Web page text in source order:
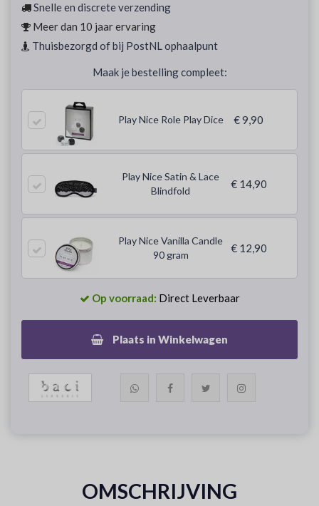
Snelle en discrete verzending
Meer dan 10 jaar ervaring
Thuisbezorgd of bij PostNL ophaalpunt
Maak je bestelling compleet:
Play Nice Role Play Dice € 9,90
Play Nice Satin & Lace
Blindfold
€ 14,90
Play Nice Vanilla Candle
90 gram
€ 12,90
Op voorraad: Direct Leverbaar
Plaats in Winkelwagen
OMSCHRIJVING